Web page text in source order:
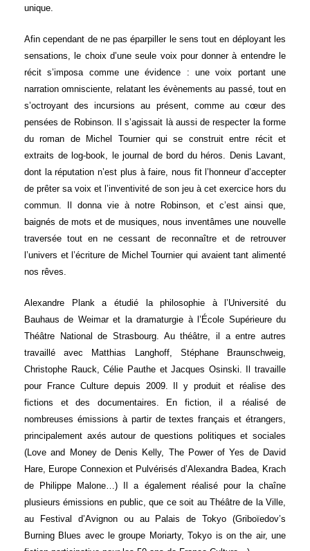
unique.
Afin cependant de ne pas éparpiller le sens tout en déployant les
sensations, le choix d’une seule voix pour donner à entendre le
récit s’imposa comme une évidence : une voix portant une
narration omnisciente, relatant les évènements au passé, tout en
s’octroyant des incursions au présent, comme au cœur des
pensées de Robinson. Il s’agissait là aussi de respecter la forme
du roman de Michel Tournier qui se construit entre récit et
extraits de log-book, le journal de bord du héros. Denis Lavant,
dont la réputation n’est plus à faire, nous fit l’honneur d’accepter
de prêter sa voix et l’inventivité de son jeu à cet exercice hors du
commun. Il donna vie à notre Robinson, et c’est ainsi que,
baignés de mots et de musiques, nous inventâmes une nouvelle
traversée tout en ne cessant de reconnaître et de retrouver
l’univers et l’écriture de Michel Tournier qui avaient tant alimenté
nos rêves.
Alexandre Plank a étudié la philosophie à l’Université du
Bauhaus de Weimar et la dramaturgie à l’École Supérieure du
Théâtre National de Strasbourg. Au théâtre, il a entre autres
travaillé avec Matthias Langhoff, Stéphane Braunschweig,
Christophe Rauck, Célie Pauthe et Jacques Osinski. Il travaille
pour France Culture depuis 2009. Il y produit et réalise des
fictions et des documentaires. En fiction, il a réalisé de
nombreuses émissions à partir de textes français et étrangers,
principalement axés autour de questions politiques et sociales
(Love and Money de Denis Kelly, The Power of Yes de David
Hare, Europe Connexion et Pulvérisés d’Alexandra Badea, Krach
de Philippe Malone…) Il a également réalisé pour la chaîne
plusieurs émissions en public, que ce soit au Théâtre de la Ville,
au Festival d’Avignon ou au Palais de Tokyo (Griboïedov’s
Burning Blues avec le groupe Moriarty, Tokyo is on the air, une